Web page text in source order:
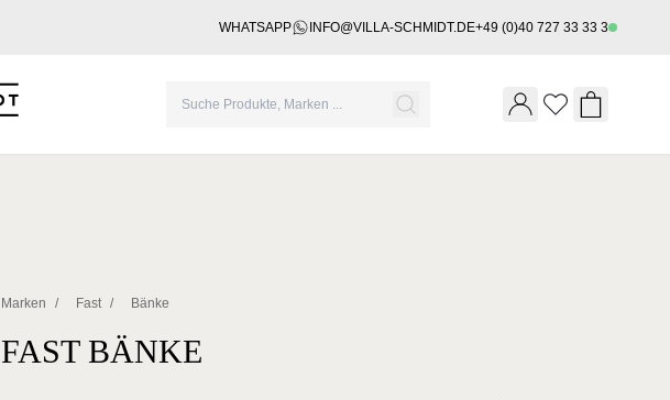
WHATSAPP INFO@VILLA-SCHMIDT.DE+49 (0)40 727 33 33 3
Wishlist
Marken / Fast / Bänke
FAST BÄNKE